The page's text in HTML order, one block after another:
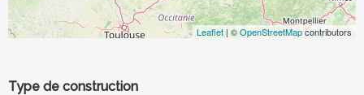
Leaflet | ©OpenStreetMapcontributors
Type de construction